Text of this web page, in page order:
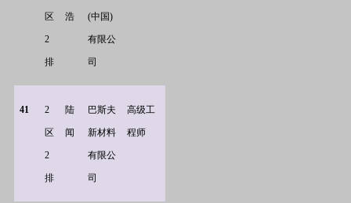
区
2
排
浩 (中国)
有限公
司
41 2
区
2
排
陆
闻
巴斯夫
新材料
有限公
司
高级工
程师